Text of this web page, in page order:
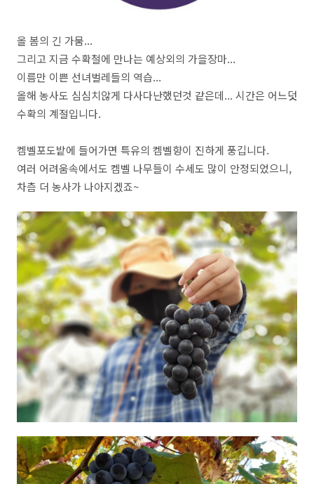
올 봄의 긴 가뭄...
그리고 지금 수확철에 만나는 예상외의 가을장마...
이름만 이쁜 선녀벌레들의 역습...
올해 농사도 심심치않게 다사다난했던것 같은데... 시간은 어느덧
수확의 계절입니다.
켐벨포도밭에 들어가면 특유의 켐벨향이 진하게 풍깁니다.
여러 어려움속에서도 켐벨 나무들이 수세도 많이 안정되었으니,
차츰 더 농사가 나아지겠죠~